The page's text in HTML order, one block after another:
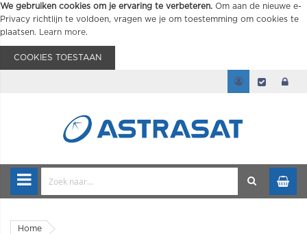
We gebruiken cookies om je ervaring te verbeteren. Om aan de nieuwe e-
Privacy richtlijn te voldoen, vragen we je om toestemming om cookies te
plaatsen.
Learn more.
COOKIES TOESTAAN
Home